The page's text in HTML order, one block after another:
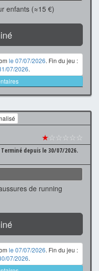
enfants (≈15 €)
le 07/07/2026. Fin du jeu :
07/2026.
★☆☆☆☆☆
depuis le 30/07/2026.
de running
le 07/07/2026. Fin du jeu :
07/2026.